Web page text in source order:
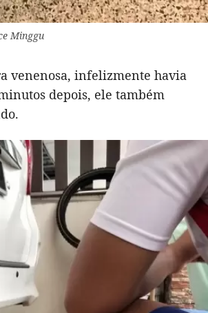
Minggu
venenosa, infelizmente havia
depois, ele também